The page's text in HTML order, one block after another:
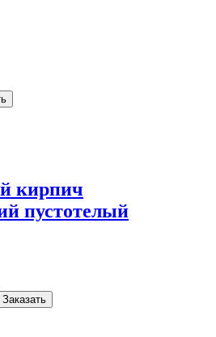
кирпич
пустотелый
Заказать